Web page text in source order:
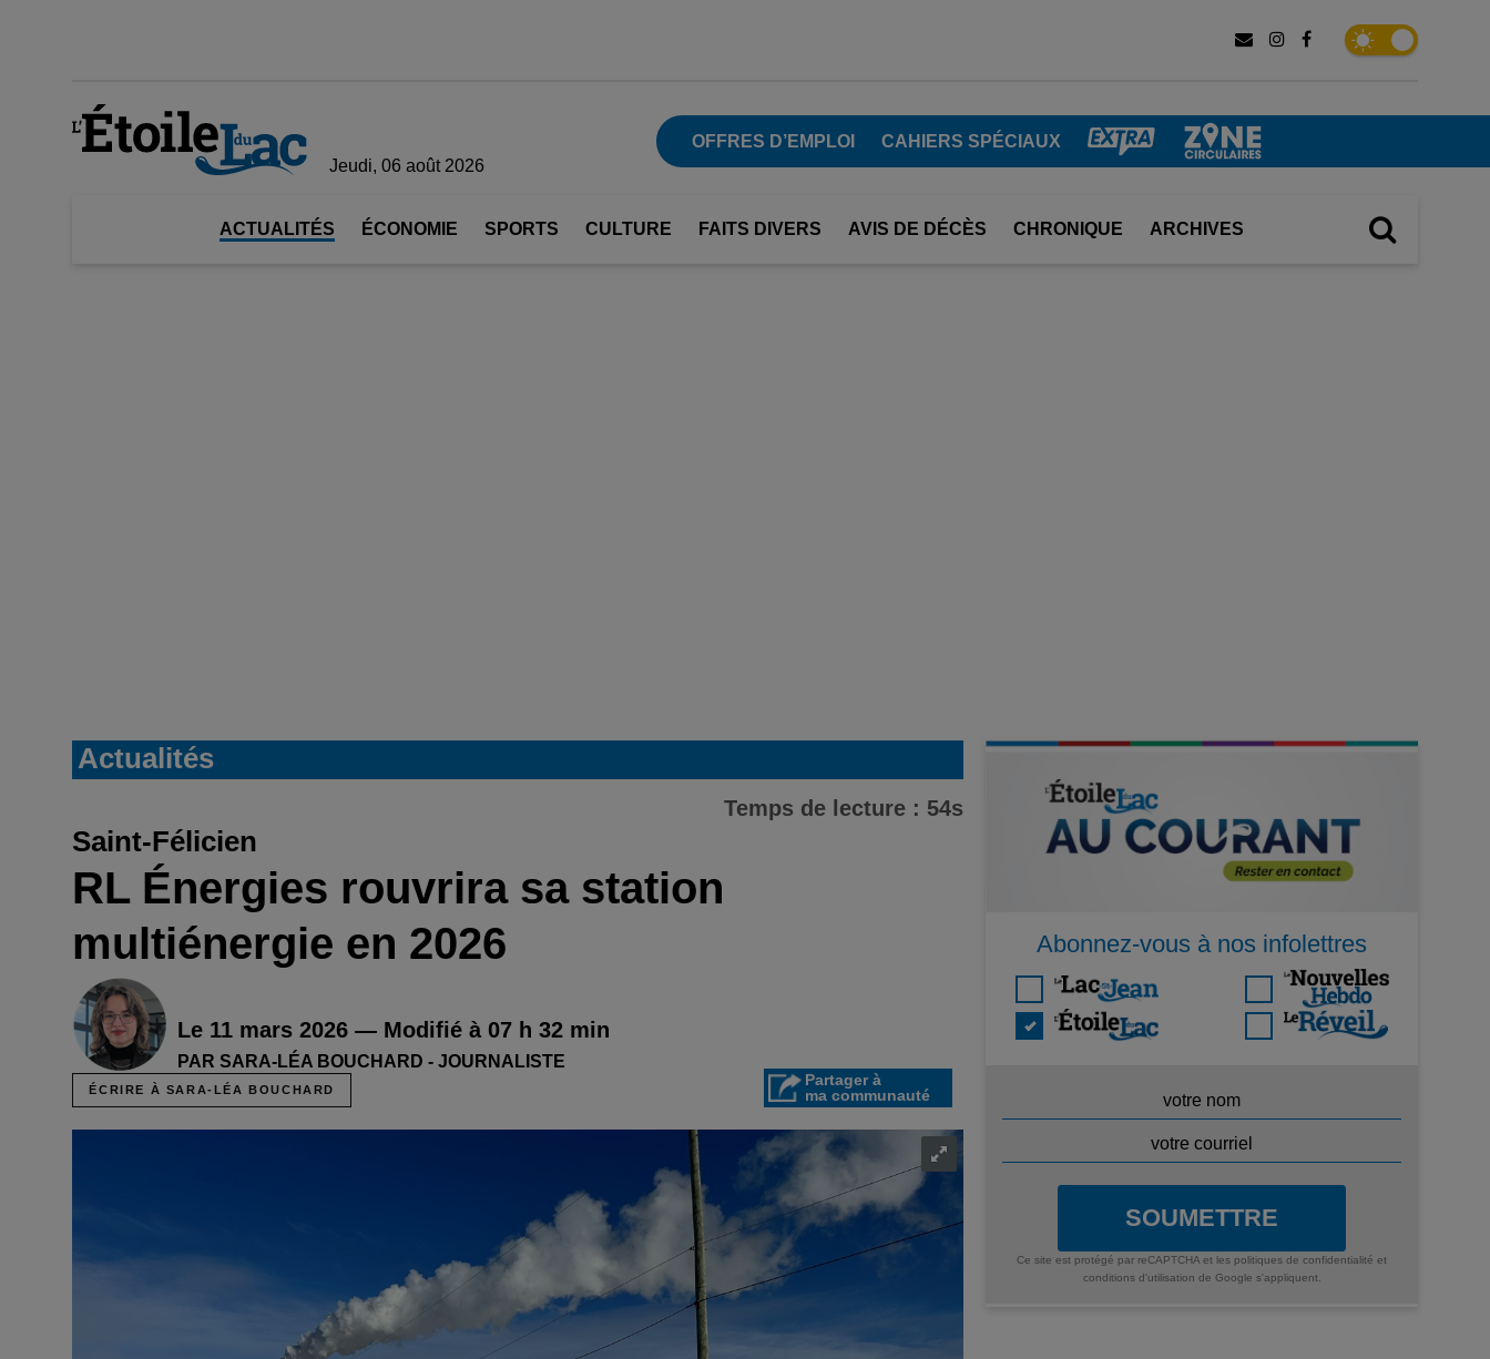
Jeudi, 06 août 2026
OFFRES D’EMPLOI CAHIERS SPÉCIAUX
ACTUALITÉS ÉCONOMIE SPORTS CULTURE FAITS DIVERS AVIS DE DÉCÈS CHRONIQUE ARCHIVES
Actualités
Temps de lecture : 54s
Saint-Félicien
RL Énergies rouvrira sa station
multiénergie en 2026
Le 11 mars 2026 — Modifié à 07 h 32 min
PAR SARA-LÉA BOUCHARD - JOURNALISTE
ÉCRIRE À SARA-LÉA BOUCHARD
Partager à
ma communauté
Abonnez-vous à nos infolettres
SOUMETTRE
Ce site est protégé par reCAPTCHA et les politiques de confidentialité et
conditions d'utilisation de Google s'appliquent.